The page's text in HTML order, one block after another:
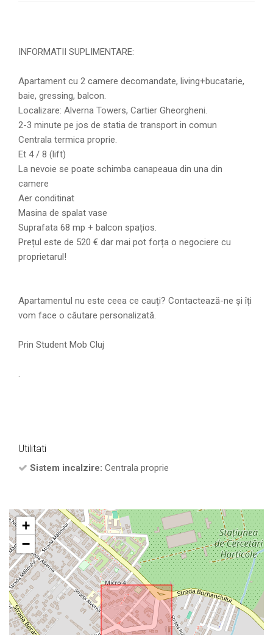
INFORMATII SUPLIMENTARE:
Apartament cu 2 camere decomandate, living+bucatarie,
baie, gressing, balcon.
Localizare: Alverna Towers, Cartier Gheorgheni.
2-3 minute pe jos de statia de transport in comun
Centrala termica proprie.
Et 4 / 8 (lift)
La nevoie se poate schimba canapeaua din una din
camere
Aer conditinat
Masina de spalat vase
Suprafata 68 mp + balcon spațios.
Prețul este de 520 € dar mai pot forța o negociere cu
proprietarul!
Apartamentul nu este ceea ce cauți? Contactează-ne și îți
vom face o căutare personalizată.
Prin Student Mob Cluj
Utilitati
Sistem incalzire: Centrala proprie
+
−